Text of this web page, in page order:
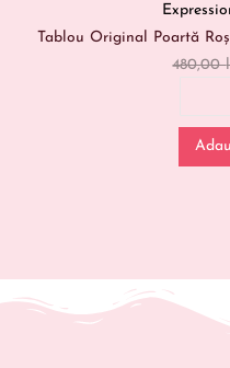
Tablou Original Poartă
480,00